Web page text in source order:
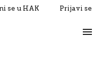
se u HAK Prijavi se